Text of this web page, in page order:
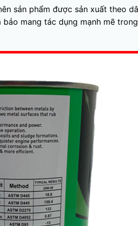
sản phẩm được sản xuất theo
mang tác dụng mạnh mẽ